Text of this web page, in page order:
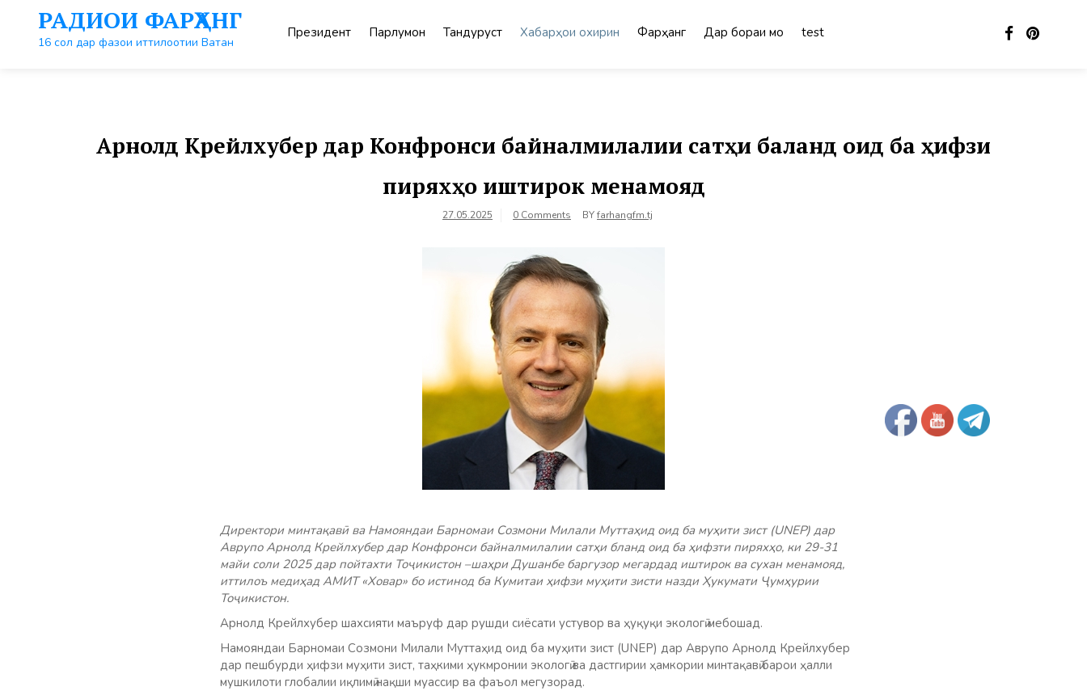
контенту
РАДИОИ ФАРҲАНГ
16 сол дар фазои иттилоотии Ватан
Президент Парлумон Тандурустӣ Хабарҳои охирин Фарҳанг Дар бораи мо test
Арнолд Крейлхубер дар Конфронси байналмилалии сатҳи баланд оид ба ҳифзи
пиряхҳо иштирок менамояд
27.05.2025 0 Comments BYfarhangfm.tj
Директори минтақавӣ ва Намояндаи Барномаи Созмони Милали Муттаҳид оид ба муҳити зист (UNEP) дар
Аврупо Арнолд Крейлхубер дар Конфронси байналмилалии сатҳи бланд оид ба ҳифзти пиряхҳо, ки 29-31
майи соли 2025 дар пойтахти Тоҷикистон –шаҳри Душанбе баргузор мегардад иштирок ва сухан менамояд,
иттилоъ медиҳад АМИТ «Ховар» бо истинод ба Кумитаи ҳифзи муҳити зисти назди Ҳукумати Ҷумҳурии
Тоҷикистон.
Арнолд Крейлхубер шахсияти маъруф дар рушди сиёсати устувор ва ҳуқуқи экологӣ мебошад.
Намояндаи Барномаи Созмони Милали Муттаҳид оид ба муҳити зист (UNEP) дар Аврупо Арнолд Крейлхубер
дар пешбурди ҳифзи муҳити зист, таҳкими ҳукмронии экологӣ ва дастгирии ҳамкории минтақавӣ барои ҳалли
мушкилоти глобалии иқлимӣ нақши муассир ва фаъол мегузорад.